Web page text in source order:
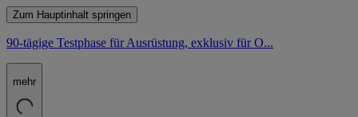
Zum Hauptinhalt springen
90-tägige Testphase für Ausrüstung, exklusiv für O...
mehr